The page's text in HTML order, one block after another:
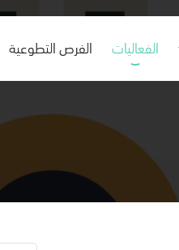
الفعاليات الفرص التطوعية